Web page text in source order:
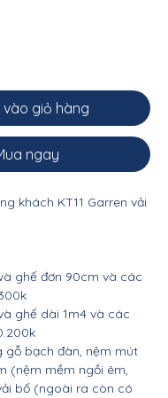
vào giỏ hàng
ngay
khách KT11 Garren vải
ghế đơn 90cm và các
ghế dài 1m4 và các
gỗ bạch đàn, nệm mút
(nệm mềm ngồi êm,
bố (ngoài ra còn có